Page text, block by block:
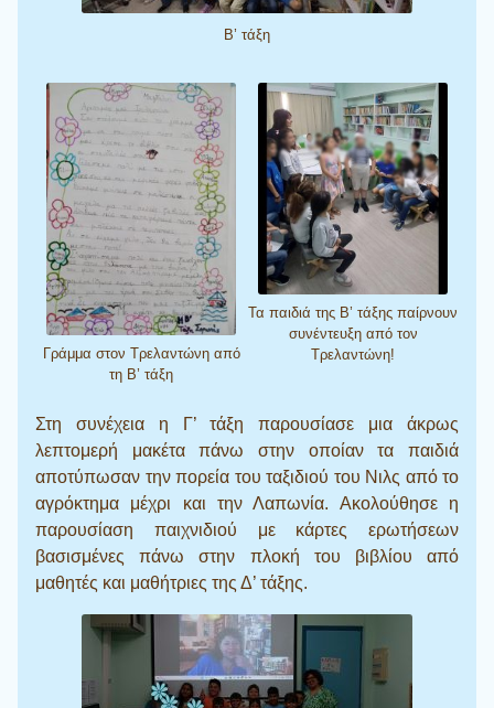
Β’ τάξη
Γράμμα στον Τρελαντώνη από
τη Β’ τάξη
Τα παιδιά της Β’ τάξης παίρνουν
συνέντευξη από τον
Τρελαντώνη!
Στη συνέχεια η Γ’ τάξη παρουσίασε μια άκρως
λεπτομερή μακέτα πάνω στην οποίαν τα παιδιά
αποτύπωσαν την πορεία του ταξιδιού του Νιλς από το
αγρόκτημα μέχρι και την Λαπωνία. Ακολούθησε η
παρουσίαση παιχνιδιού με κάρτες ερωτήσεων
βασισμένες πάνω στην πλοκή του βιβλίου από
μαθητές και μαθήτριες της Δ’ τάξης.